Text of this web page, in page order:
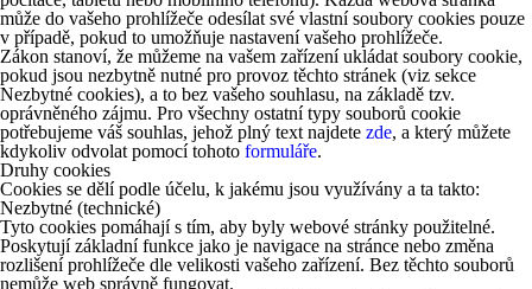
může do vašeho prohlížeče odesílat své vlastní soubory cookies pouze
v případě, pokud to umožňuje nastavení vašeho prohlížeče.
Zákon stanoví, že můžeme na vašem zařízení ukládat soubory cookie,
pokud jsou nezbytně nutné pro provoz těchto stránek (viz sekce
Nezbytné cookies), a to bez vašeho souhlasu, na základě tzv.
oprávněného zájmu. Pro všechny ostatní typy souborů cookie
potřebujeme váš souhlas, jehož plný text najdete zde, a který můžete
kdykoliv odvolat pomocí tohoto formuláře.
Druhy cookies
Cookies se dělí podle účelu, k jakému jsou využívány a ta takto:
Nezbytné (technické)
Tyto cookies pomáhají s tím, aby byly webové stránky použitelné.
Poskytují základní funkce jako je navigace na stránce nebo změna
rozlišení prohlížeče dle velikosti vašeho zařízení. Bez těchto souborů
nemůže web správně fungovat.